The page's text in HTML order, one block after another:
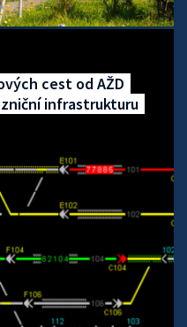
cest od AŽD
infrastrukturu